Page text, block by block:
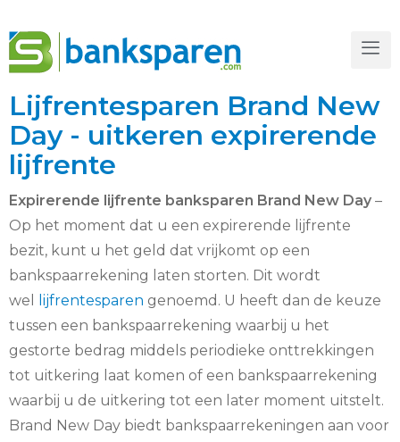
Lijfrentesparen Brand New
Day - uitkeren expirerende
lijfrente
Expirerende lijfrente banksparen Brand New Day –
Op het moment dat u een expirerende lijfrente
bezit, kunt u het geld dat vrijkomt op een
bankspaarrekening laten storten. Dit wordt
wel
lijfrentesparen genoemd. U heeft dan de keuze
tussen een bankspaarrekening waarbij u het
gestorte bedrag middels periodieke onttrekkingen
tot uitkering laat komen of een bankspaarrekening
waarbij u de uitkering tot een later moment uitstelt.
Brand New Day biedt bankspaarrekeningen aan voor